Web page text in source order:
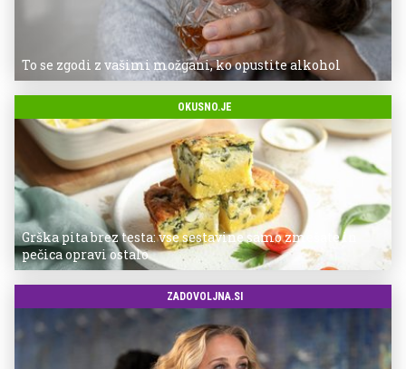
To se zgodi z vašimi možgani, ko opustite alkohol
OKUSNO.JE
Grška pita brez testa: vse sestavine samo zmešate in
pečica opravi ostalo
ZADOVOLJNA.SI